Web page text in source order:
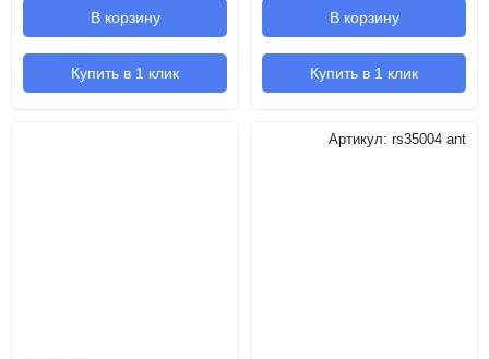
В корзину
Купить в 1 клик
В корзину
Купить в 1 клик
Артикул: rs35004 ant